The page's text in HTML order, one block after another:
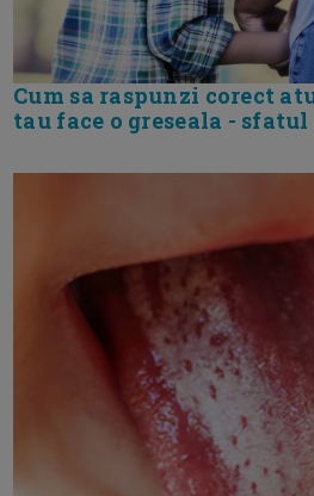
Cum sa raspunzi corect
tau face o greseala -